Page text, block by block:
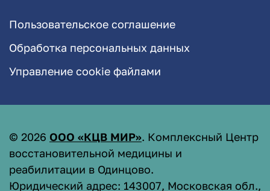
Пользовательское соглашение
Обработка персональных данных
Управление cookie файлами
© 2026 ООО «КЦВ МИР». Комплексный Центр
восстановительной медицины и
реабилитации в Одинцово.
Юридический адрес: 143007, Московская обл.,